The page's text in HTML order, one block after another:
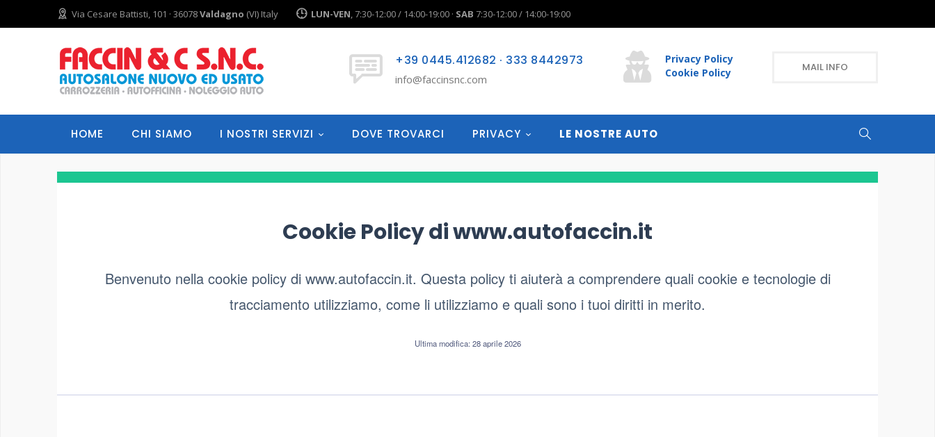
Via Cesare Battisti, 101 · 36078Valdagno (VI) Italy LUN-VEN, 7:30-12:00 / 14:00-19:00 · SAB 7:30-12:00 / 14:00-19:00
MAIL INFO
+39 0445.412682 · 333 8442973
info@faccinsnc.com
Privacy Policy
Cookie Policy
HOME CHI SIAMO I NOSTRI SERVIZI DOVE TROVARCI PRIVACY LE NOSTRE AUTO
Cookie Policy di www.autofaccin.it
Benvenuto nella cookie policy di www.autofaccin.it. Questa policy ti aiuterà a comprendere quali cookie e tecnologie di
tracciamento utilizziamo, come li utilizziamo e quali sono i tuoi diritti in merito.
Ultima modifica: 28 aprile 2026